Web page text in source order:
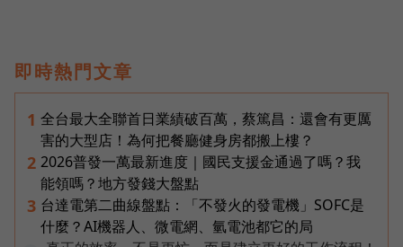
即時熱門文章
1 全台最大全聯首日業績破百萬，蔡篤昌：還會有更厲
害的大型店！為何把餐廳健身房都搬上樓？
2 2026普發一萬最新進度｜國民支援金通過了嗎？我
能領嗎？地方發錢大盤點
3 台達電第二曲線盤點：「不發火的發電機」SOFC是
什麼？AI機器人、微電網、氫電池都它的局